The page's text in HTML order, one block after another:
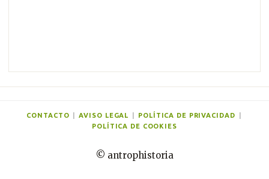
© antrophistoria
CONTACTO AVISO LEGAL POLÍTICA DE PRIVACIDAD
POLÍTICA DE COOKIES